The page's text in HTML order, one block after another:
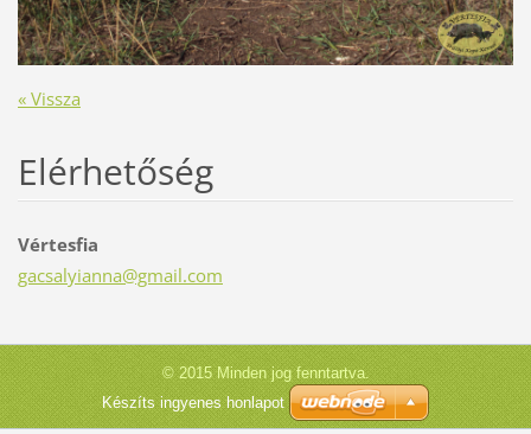
« Vissza
Elérhetőség
Vértesfia
gacsalyianna@gmail.com
© 2015 Minden jog fenntartva.
Készíts ingyenes honlapot